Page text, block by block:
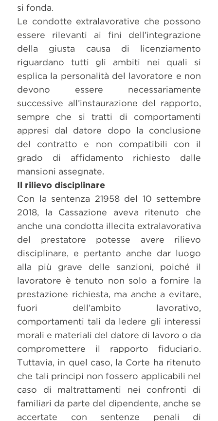
si fonda.
Le condotte extralavorative che possono
essere rilevanti ai fini dell’integrazione
della giusta causa di licenziamento
riguardano tutti gli ambiti nei quali si
esplica la personalità del lavoratore e non
devono essere necessariamente
successive all’instaurazione del rapporto,
sempre che si tratti di comportamenti
appresi dal datore dopo la conclusione
del contratto e non compatibili con il
grado di affidamento richiesto dalle
mansioni assegnate.
Il rilievo disciplinare
Con la sentenza 21958 del 10 settembre
2018, la Cassazione aveva ritenuto che
anche una condotta illecita extralavorativa
del prestatore potesse avere rilievo
disciplinare, e pertanto anche dar luogo
alla più grave delle sanzioni, poiché il
lavoratore è tenuto non solo a fornire la
prestazione richiesta, ma anche a evitare,
fuori dell’ambito lavorativo,
comportamenti tali da ledere gli interessi
morali e materiali del datore di lavoro o da
compromettere il rapporto fiduciario.
Tuttavia, in quel caso, la Corte ha ritenuto
che tali principi non fossero applicabili nel
caso di maltrattamenti nei confronti di
familiari da parte del dipendente, anche se
accertate con sentenze penali di